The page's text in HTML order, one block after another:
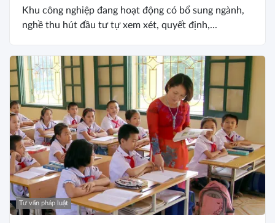
Khu công nghiệp đang hoạt động có bổ sung ngành,
nghề thu hút đầu tư tự xem xét, quyết định,...
Tư vấn pháp luật